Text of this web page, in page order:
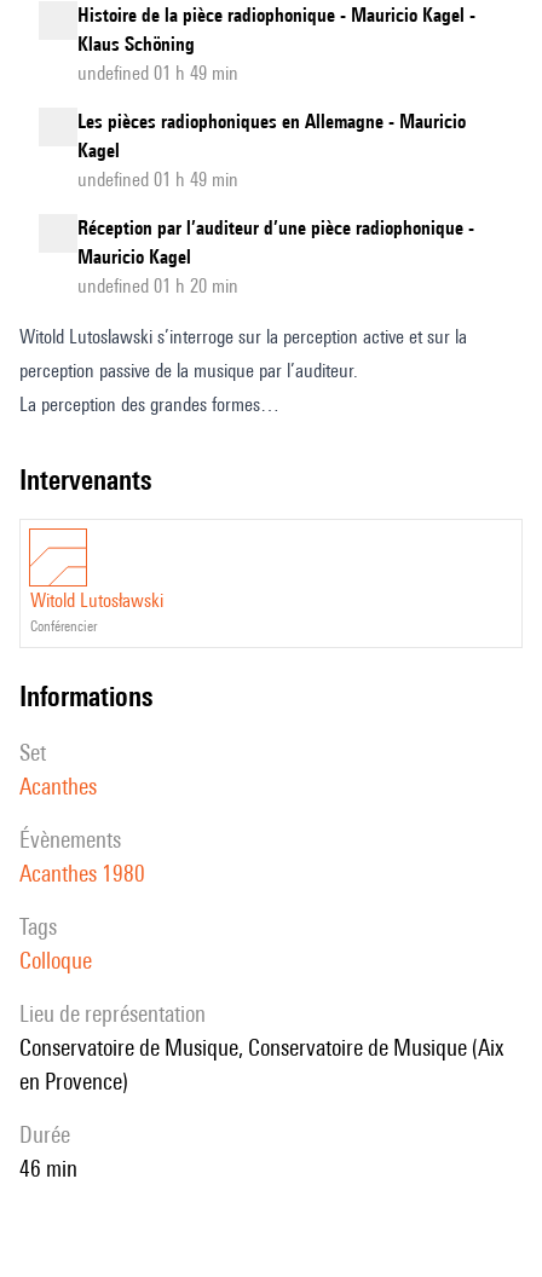
Histoire de la pièce radiophonique - Mauricio Kagel -
Klaus Schöning
undefined 01 h 49 min
Les pièces radiophoniques en Allemagne - Mauricio
Kagel
undefined 01 h 49 min
Réception par l’auditeur d’une pièce radiophonique -
Mauricio Kagel
undefined 01 h 20 min
Witold Lutoslawski s’interroge sur la perception active et sur la
perception passive de la musique par l’auditeur.
La perception des grandes formes
Questions des stagiaires
intervenants
Witold Lutosławski
conférencier
informations
set
Acanthes
évènements
Acanthes 1980
Tags
Colloque
Lieu de représentation
Conservatoire de Musique, Conservatoire de Musique (Aix
en Provence)
durée
46 min